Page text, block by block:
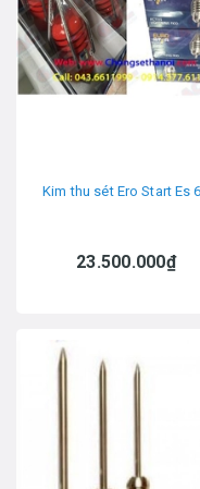
Kim thu sét Ero Start Es
23.500.000₫